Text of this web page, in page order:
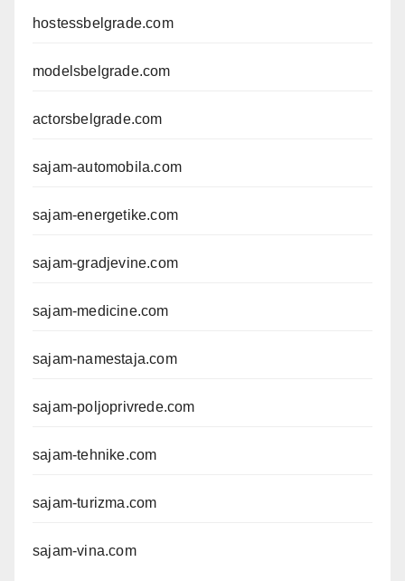
hostessbelgrade.com
modelsbelgrade.com
actorsbelgrade.com
sajam-automobila.com
sajam-energetike.com
sajam-gradjevine.com
sajam-medicine.com
sajam-namestaja.com
sajam-poljoprivrede.com
sajam-tehnike.com
sajam-turizma.com
sajam-vina.com